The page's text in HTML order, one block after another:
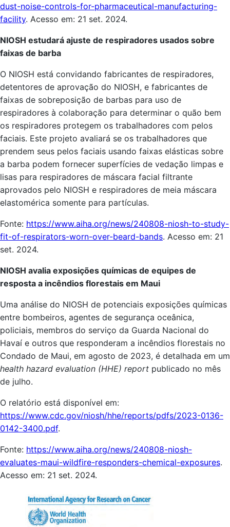
dust-noise-controls-for-pharmaceutical-manufacturing-
facility. Acesso em: 21 set. 2024.
NIOSH estudará ajuste de respiradores usados sobre
faixas de barba
O NIOSH está convidando fabricantes de respiradores,
detentores de aprovação do NIOSH, e fabricantes de
faixas de sobreposição de barbas para uso de
respiradores à colaboração para determinar o quão bem
os respiradores protegem os trabalhadores com pelos
faciais. Este projeto avaliará se os trabalhadores que
prendem seus pelos faciais usando faixas elásticas sobre
a barba podem fornecer superfícies de vedação limpas e
lisas para respiradores de máscara facial filtrante
aprovados pelo NIOSH e respiradores de meia máscara
elastomérica somente para partículas.
Fonte: https://www.aiha.org/news/240808-niosh-to-study-
fit-of-respirators-worn-over-beard-bands. Acesso em: 21
set. 2024.
NIOSH avalia exposições químicas de equipes de
resposta a incêndios florestais em Maui
Uma análise do NIOSH de potenciais exposições químicas
entre bombeiros, agentes de segurança oceânica,
policiais, membros do serviço da Guarda Nacional do
Havaí e outros que responderam a incêndios florestais no
Condado de Maui, em agosto de 2023, é detalhada em um
health hazard evaluation (HHE) report publicado no mês
de julho.
O relatório está disponível em:
https://www.cdc.gov/niosh/hhe/reports/pdfs/2023-0136-
0142-3400.pdf.
Fonte: https://www.aiha.org/news/240808-niosh-
evaluates-maui-wildfire-responders-chemical-exposures.
Acesso em: 21 set. 2024.